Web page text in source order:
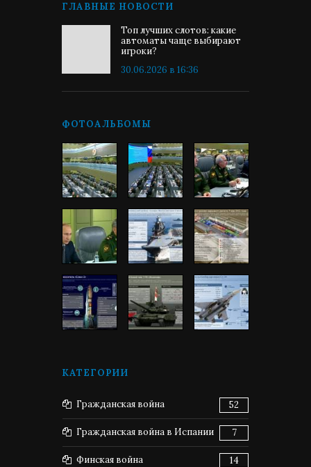
ГЛАВНЫЕ НОВОСТИ
Топ лучших слотов: какие
автоматы чаще выбирают
игроки?
30.06.2026 в 16:36
ФОТОАЛЬБОМЫ
КАТЕГОРИИ
Гражданская война 52
Гражданская война в Испании 7
Финская война 14